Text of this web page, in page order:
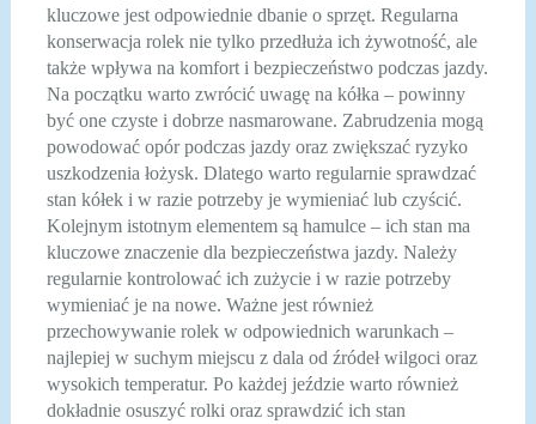
kluczowe jest odpowiednie dbanie o sprzęt. Regularna
konserwacja rolek nie tylko przedłuża ich żywotność, ale
także wpływa na komfort i bezpieczeństwo podczas jazdy.
Na początku warto zwrócić uwagę na kółka – powinny
być one czyste i dobrze nasmarowane. Zabrudzenia mogą
powodować opór podczas jazdy oraz zwiększać ryzyko
uszkodzenia łożysk. Dlatego warto regularnie sprawdzać
stan kółek i w razie potrzeby je wymieniać lub czyścić.
Kolejnym istotnym elementem są hamulce – ich stan ma
kluczowe znaczenie dla bezpieczeństwa jazdy. Należy
regularnie kontrolować ich zużycie i w razie potrzeby
wymieniać je na nowe. Ważne jest również
przechowywanie rolek w odpowiednich warunkach –
najlepiej w suchym miejscu z dala od źródeł wilgoci oraz
wysokich temperatur. Po każdej jeździe warto również
dokładnie osuszyć rolki oraz sprawdzić ich stan